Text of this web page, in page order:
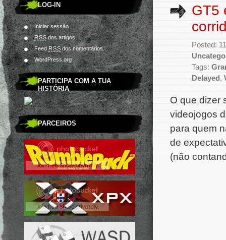
LOG-IN
Iniciar sessão
RSSdos artigos
FeedRSSdos comentários.
WordPress.org
PARTICIPA COM A TUA
HISTÓRIA
PARCEIROS
GT5
Posted:
Tags:
Delayed ,
O que dizer
videojogos
para quem
de
(não